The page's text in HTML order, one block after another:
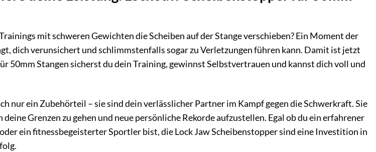
mit schweren Gewichten die Scheiben auf der Stange verschieben? Ein Moment der
dich verunsichert und schlimmstenfalls sogar zu Verletzungen führen kann. Damit ist jetzt
50mm Stangen sicherst du dein Training, gewinnst Selbstvertrauen und kannst dich voll und
nur ein Zubehörteil – sie sind dein verlässlicher Partner im Kampf gegen die Schwerkraft. Sie
Grenzen zu gehen und neue persönliche Rekorde aufzustellen. Egal ob du ein erfahrener
ein fitnessbegeisterter Sportler bist, die Lock Jaw Scheibenstopper sind eine Investition in